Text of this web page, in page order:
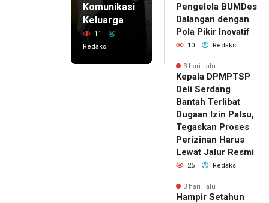
Komunikasi
Keluarga
11
Redaksi
Pengelola BUMDes
Dalangan dengan
Pola Pikir Inovatif
10 Redaksi
3 hari lalu
Kepala DPMPTSP
Deli Serdang
Bantah Terlibat
Dugaan Izin Palsu,
Tegaskan Proses
Perizinan Harus
Lewat Jalur Resmi
25 Redaksi
3 hari lalu
Hampir Setahun